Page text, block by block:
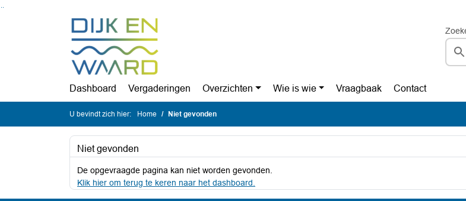
Dashboard Vergaderingen Overzichten Wie is wie Vraagbaak Contact
U bevindt zich hier: Home Niet gevonden
Niet gevonden
De opgevraagde pagina kan niet worden gevonden.
Klik hier om terug te keren naar het dashboard.